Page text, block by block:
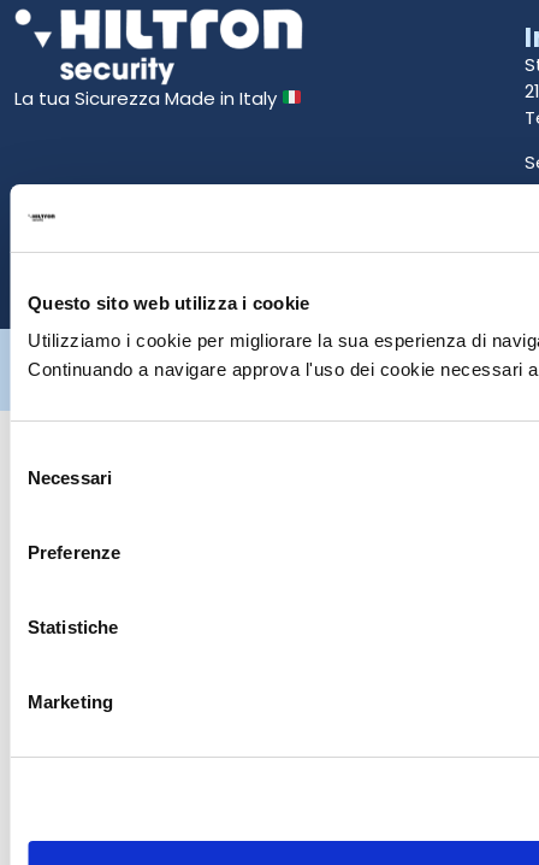
Questo sito web utilizza i cookie
Utilizziamo i cookie per migliorare la sua esperienza di
Continuando a navigare approva l'uso dei cookie necessari
delNecessari
Preferenze
Statistiche
Marketing
La tua Sicurezza Made in Italy
Hiltron Security è distribuito in Italia da Hiltron Land S.r.l. | P.IVA
IT07395971216 | Design byavcommunication.it| Tutti i diritti sono